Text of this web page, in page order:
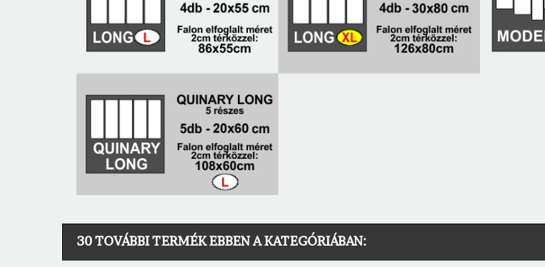
30 TOVÁBBI TERMÉK EBBEN A KATEGÓRIÁBAN: